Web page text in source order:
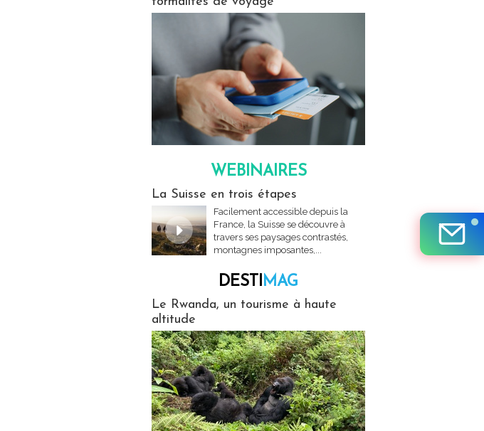
WEBINAIRES
La Suisse en trois étapes
Facilement accessible depuis la
France, la Suisse se découvre à
travers ses paysages contrastés,
montagnes imposantes,...
DESTIMAG
Le Rwanda, un tourisme à haute
altitude